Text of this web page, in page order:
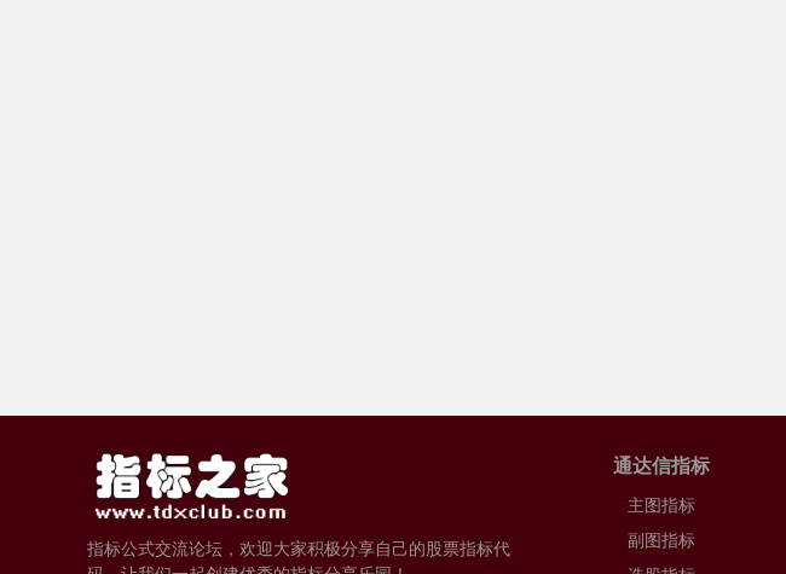
指标公式交流论坛，欢迎大家积极分享自己的股票指标代
通达信指标
主图指标
副图指标